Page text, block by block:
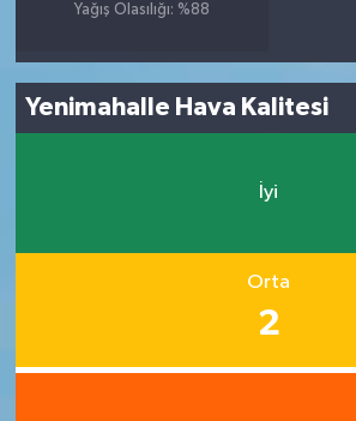
Yağış Olasılığı: %88
Yenimahalle Hava Kalitesi
İyi
Orta
2